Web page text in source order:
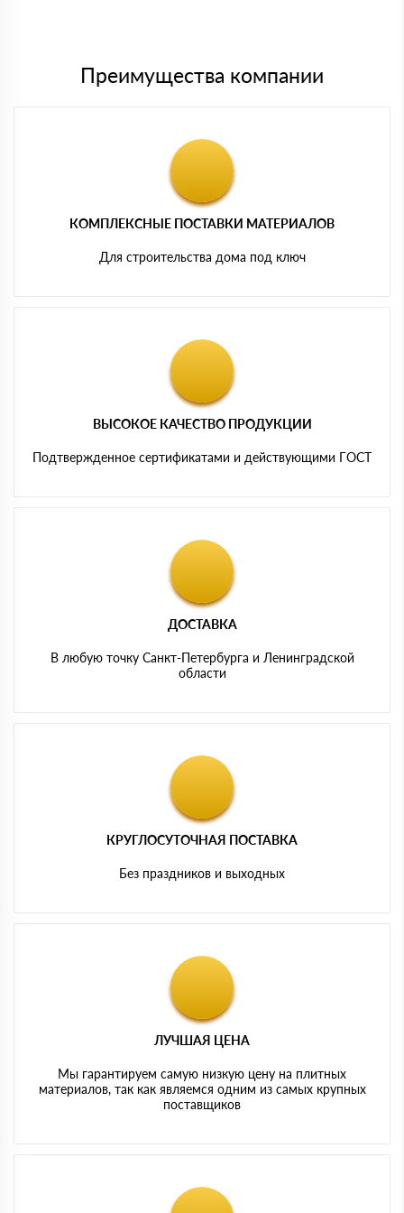
Преимущества компании
КОМПЛЕКСНЫЕ ПОСТАВКИ МАТЕРИАЛОВ
Для строительства дома под ключ
ВЫСОКОЕ КАЧЕСТВО ПРОДУКЦИИ
Подтвержденное сертификатами и действующими ГОСТ
ДОСТАВКА
В любую точку Санкт-Петербурга и Ленинградской
области
КРУГЛОСУТОЧНАЯ ПОСТАВКА
Без праздников и выходных
ЛУЧШАЯ ЦЕНА
Мы гарантируем самую низкую цену на плитных
материалов, так как являемся одним из самых крупных
поставщиков